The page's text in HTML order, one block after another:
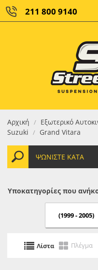
211 800 9140
Αρχική / Εξωτερικό
Suzuki / Grand Vitara
ΨΩΝΊΣΤΕ ΚΑΤΆ
Υποκατηγορίες που
(1999 - 2005)
Λίστα Πλέγμα